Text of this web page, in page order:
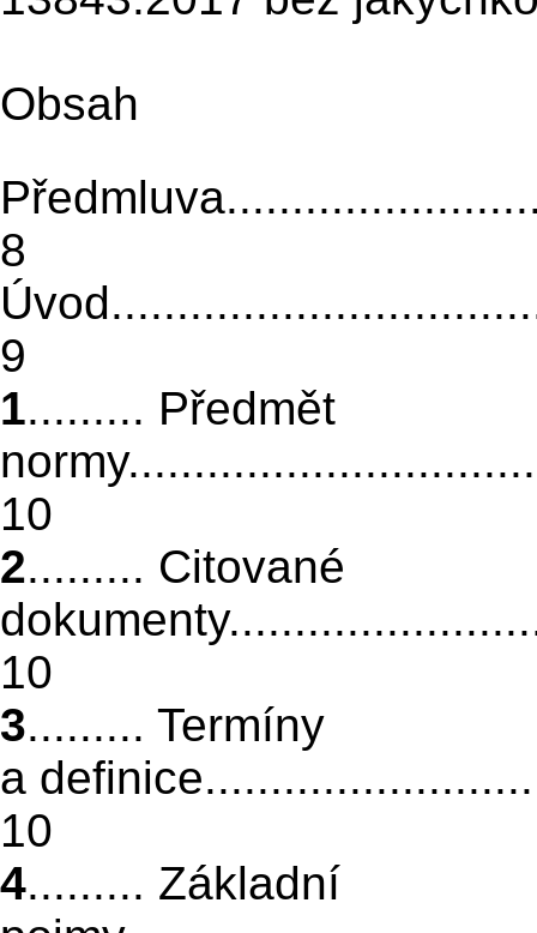
Obsah
8
9
1......... Předmět
10
2......... Citované
10
3......... Termíny
a
10
4......... Základní